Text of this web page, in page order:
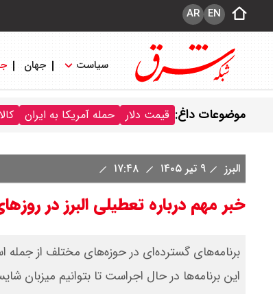
EN
AR
سیاست جهان
موضوعات داغ: قیمت دلار حمله آمریکا به ایران
البرز ۹ تیر ۱۴۰۵
خبر مهم درباره تعطیلی البرز در روزهای
برنامه‌های گسترده‌ای در حوزه‌های مختلف از جمله
این برنامه‌ها در حال اجراست تا بتوانیم میزبان